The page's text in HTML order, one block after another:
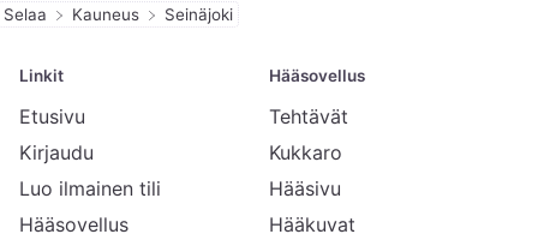
Selaa Kauneus Seinäjoki
Linkit
Etusivu
Kirjaudu
Luo ilmainen tili
Hääsovellus
Hääsovellus
Tehtävät
Kukkaro
Hääsivu
Hääkuvat